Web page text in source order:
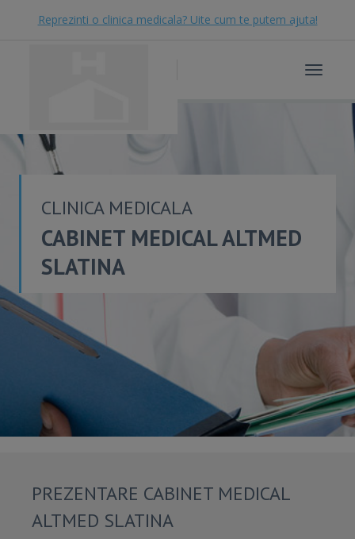
Reprezinti o clinica medicala? Uite cum te putem ajuta!
Toggle
CLINICA MEDICALA
CABINET MEDICAL ALTMED
SLATINA
PREZENTARE CABINET MEDICAL
ALTMED SLATINA